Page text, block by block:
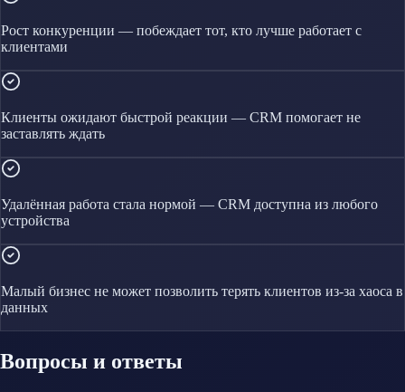
Рост конкуренции — побеждает тот, кто лучше работает с
клиентами
Клиенты ожидают быстрой реакции — CRM помогает не
заставлять ждать
Удалённая работа стала нормой — CRM доступна из любого
устройства
Малый бизнес не может позволить терять клиентов из-за хаоса в
данных
Вопросы и ответы